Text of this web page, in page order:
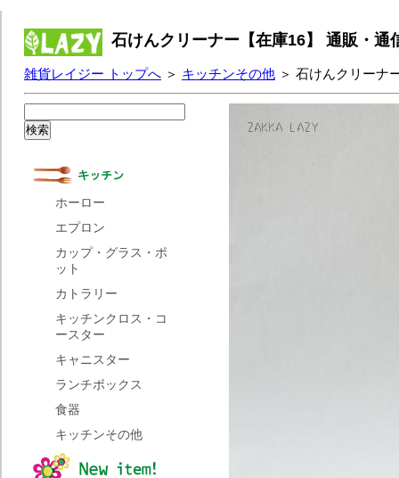
石けんクリーナー【在庫16】 通販・通
雑貨レイジー トップへ ＞ キッチンその他 ＞ 石けんクリーナ
ホーロー
エプロン
カップ・グラス・ポ
ット
カトラリー
キッチンクロス・コ
ースター
キャニスター
ランチボックス
食器
キッチンその他